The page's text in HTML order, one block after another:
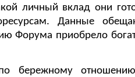
личный вклад они
Данные
Форума приобрело
бережному